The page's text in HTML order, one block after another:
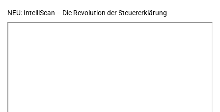
NEU: IntelliScan – Die Revolution der Steuererklärung